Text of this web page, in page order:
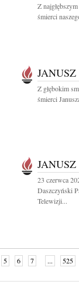
Z
śmierci
Z głębokim
śmierci
23 czerwca
Daszczyński
Telewizji...
5 6 7 ... 525